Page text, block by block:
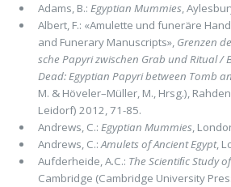
Adams, B.: Egyptian Mummies,
Albert, F.: «Amulette und funeräre
and Funerary Manuscripts», Grenzen
sche Papyri zwischen Grab und Ritual /
Dead: Egyptian Papyri between Tomb
M. & Höveler–Müller, M., Hrsg.),
Leidorf) 2012, 71-85.
Andrews, C.: Egyptian Mummies,
Andrews, C.:Amulets of Ancient Egypt,
Aufderheide, A.C.: The Scientiﬁc Study
Cambridge (Cambridge University